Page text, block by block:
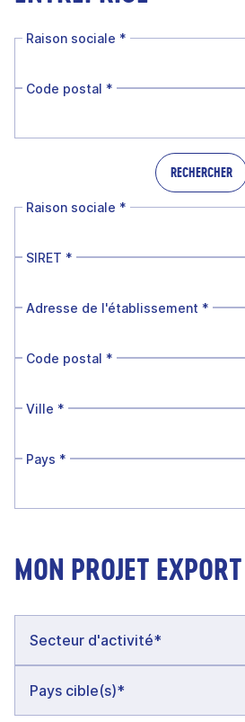
Raison sociale *
Code postal *
RECHERCHER
Raison sociale *
SIRET *
Adresse de l'établissement *
Code postal *
Ville *
Pays *
MON PROJET EXPORT